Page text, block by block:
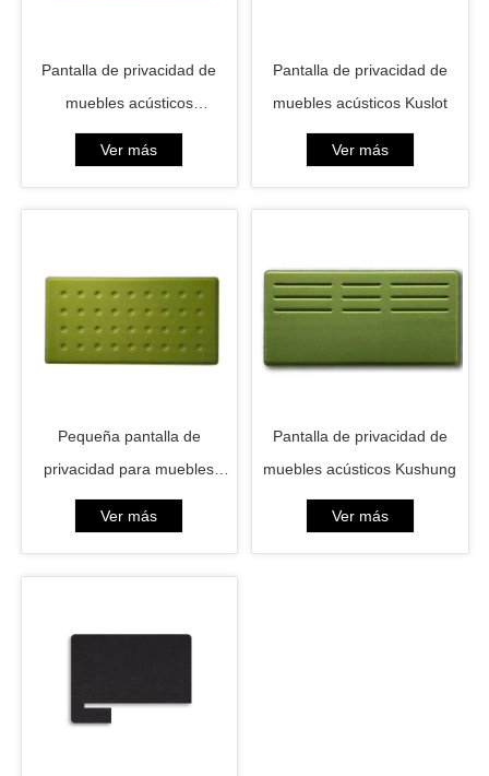
Pantalla de privacidad de
muebles acústicos
Kusprotrusion
Ver más
Pantalla de privacidad de
muebles acústicos Kuslot
Ver más
Pequeña pantalla de
privacidad para muebles
acústicos Kuspot
Ver más
Pantalla de privacidad de
muebles acústicos Kushung
Ver más